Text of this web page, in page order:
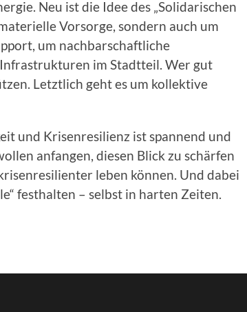
Neu ist die Idee des „Solidarischen
Vorsorge, sondern auch um
um nachbarschaftliche
im Stadtteil. Wer gut
Letztlich geht es um kollektive
und Krisenresilienz ist spannend und
anfangen, diesen Blick zu schärfen
leben können. Und dabei
festhalten – selbst in harten Zeiten.